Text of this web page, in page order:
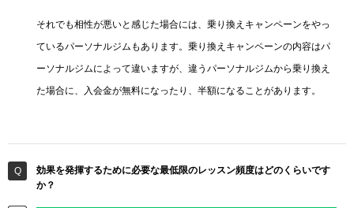
それでも相性が悪いと感じた場合には、乗り換えキャンペーンをやっ
ているパーソナルジムもあります。乗り換えキャンペーンの内容はパ
ーソナルジムによって違いますが、違うパーソナルジムから乗り換え
た場合に、入会金が無料になったり、半額になることがあります。
効果を発揮するために必要な最低限のレッスン頻度はどのくらいです
か？